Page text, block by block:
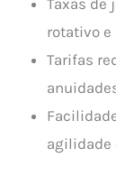
rotativo e
Tarifas
agilidade